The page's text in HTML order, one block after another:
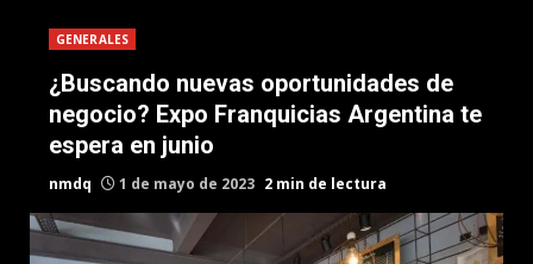
GENERALES
¿Buscando nuevas oportunidades de
negocio? Expo Franquicias Argentina te
espera en junio
nmdq 1 de mayo de 2023 2 min de lectura